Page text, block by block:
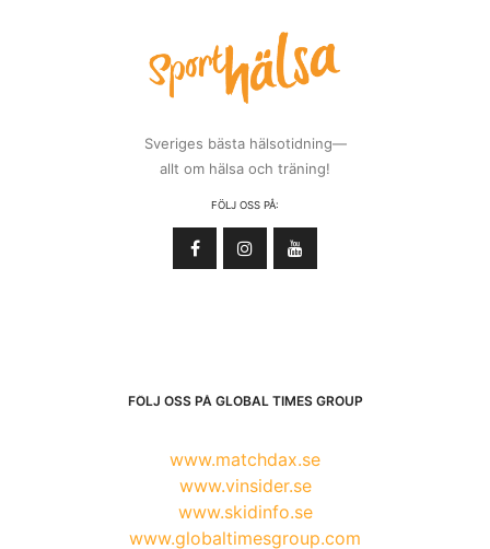
Sveriges bästa hälsotidning—
allt om hälsa och träning!
FÖLJ OSS PÅ:
FÖLJ OSS PÅ GLOBAL TIMES GROUP
www.matchdax.se
www.vinsider.se
www.skidinfo.se
www.globaltimesgroup.com